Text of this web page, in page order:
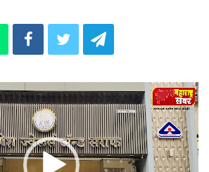
Video
Player